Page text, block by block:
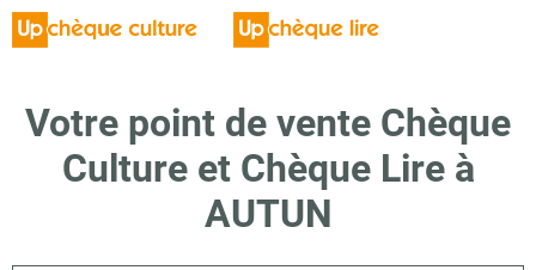
Votre point de vente Chèque
Culture et Chèque Lire à
AUTUN